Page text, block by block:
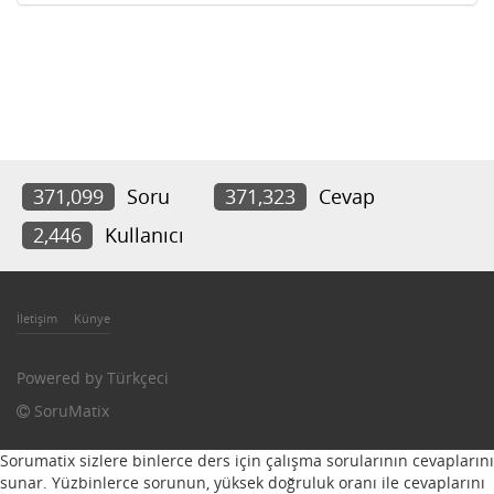
371,099 Soru 371,323
Cevap
2,446
Kullanıcı
İletişim Künye
Powered by Türkçeci
SoruMatix
Sorumatix sizlere binlerce ders için çalışma sorularının cevaplarını
sunar. Yüzbinlerce sorunun, yüksek doğruluk oranı ile cevaplarını